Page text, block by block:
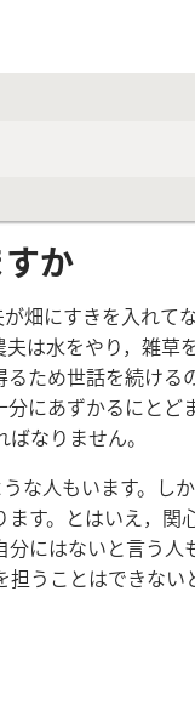
か
畑にすきを入れて
は水をやり，雑草
ため世話を続ける
にあずかるにとど
なりません。
な人もいます。し
す。とはいえ，関
にはないと言う人
うことはできない